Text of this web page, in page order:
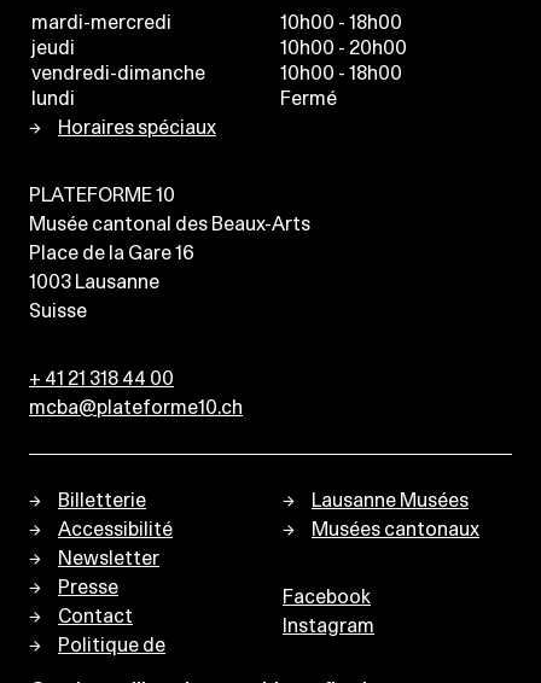
mardi-mercredi
10h00 - 18h00
jeudi
10h00 - 20h00
vendredi-dimanche
10h00 - 18h00
lundi
Fermé
Horaires spéciaux
PLATEFORME 10
Musée cantonal des Beaux-Arts
Place de la Gare 16
1003 Lausanne
Suisse
+ 41 21 318 44 00
mcba@plateforme10.ch
Billetterie
Accessibilité
Newsletter
Presse
Contact
Politique de
Lausanne Musées
Musées cantonaux
Facebook
Instagram